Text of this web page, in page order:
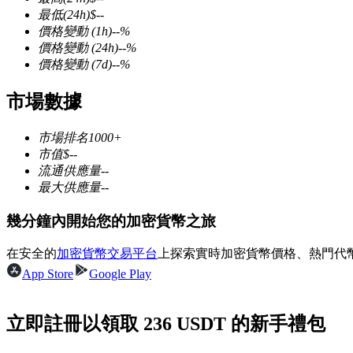
幣本位永續
TradFi
最低(24h)$--
價格變動(1h)--%
價格變動(24h)--%
價格變動(7d)--%
市場數據
市場排名1000+
市值$--
流通供應量--
最大供應量--
幾分鐘內開始您的加密貨幣之旅
在安全的加密貨幣交易平台 上探索實時加密貨幣價格、熱門代
App Store
Google Play
立即註冊以領取 236 USDT 的新手禮包